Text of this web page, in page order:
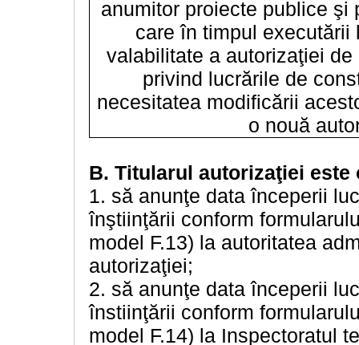
anumitor proiecte publice
care în timpul
valabilitate a autorizaţiei
privind lucrările de
necesitatea modificării
o nouă
B. Titularul autorizaţiei este
1. să anunţe data începerii
înştiinţării conform
model F.13) la autoritatea
autorizaţiei;
2. să anunţe data începerii
înstiinţării conform
model F.14) la Inspectoratul